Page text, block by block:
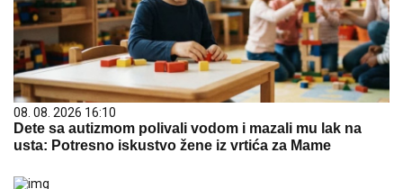
08. 08. 2026 16:10
Dete sa autizmom polivali vodom i mazali mu lak na
usta: Potresno iskustvo žene iz vrtića za Mame